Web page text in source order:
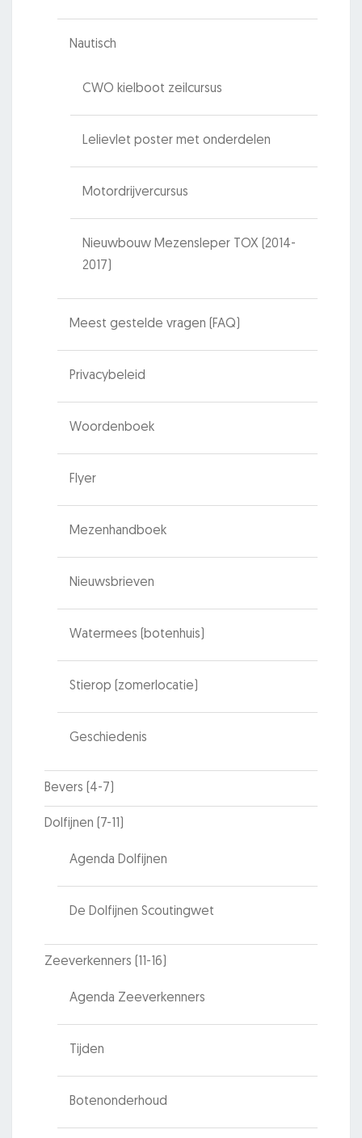
Nautisch
CWO kielboot zeilcursus
Lelievlet poster met onderdelen
Motordrijvercursus
Nieuwbouw Mezensleper TOX (2014-
2017)
Meest gestelde vragen (FAQ)
Privacybeleid
Woordenboek
Flyer
Mezenhandboek
Nieuwsbrieven
Watermees (botenhuis)
Stierop (zomerlocatie)
Geschiedenis
Bevers (4-7)
Dolfijnen (7-11)
Agenda Dolfijnen
De Dolfijnen Scoutingwet
Zeeverkenners (11-16)
Agenda Zeeverkenners
Tijden
Botenonderhoud